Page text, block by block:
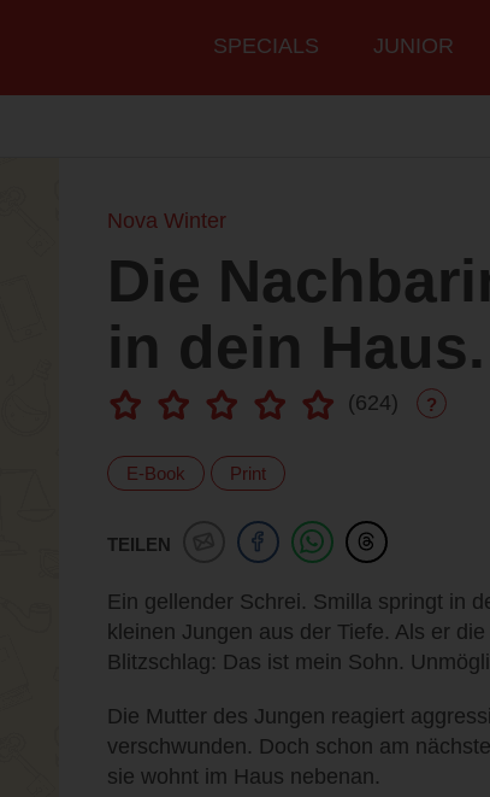
Hauptmenü
SPECIALS JUNIOR
Nova Winter
Die
in dein Haus.
(624) ?
E-Book Print
TEILEN
Ein gellender Schrei. Smilla springt in
kleinen Jungen aus der Tiefe. Als er
Blitzschlag: Das ist mein Sohn.
Die Mutter des Jungen reagiert
verschwunden. Doch schon am
sie wohnt im Haus nebenan.